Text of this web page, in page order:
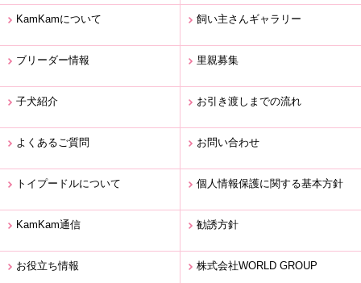
KamKamについて
ブリーダー情報
子犬紹介
飼い主さんギャラリー
里親募集
お引き渡しまでの流れ
よくあるご質問
トイプードルについて
KamKam通信
お役立ち情報
お問い合わせ
個人情報保護に関する基本方針
勧誘方針
株式会社WORLD GROUP